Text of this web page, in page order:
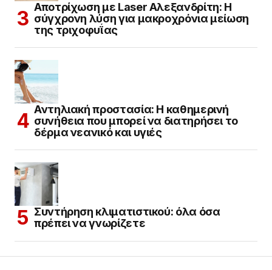
Αποτρίχωση με Laser Αλεξανδρίτη: Η
σύγχρονη λύση για μακροχρόνια μείωση
της τριχοφυΐας
Αντηλιακή προστασία: Η καθημερινή
συνήθεια που μπορεί να διατηρήσει το
δέρμα νεανικό και υγιές
Συντήρηση κλιματιστικού: όλα όσα
πρέπει να γνωρίζετε